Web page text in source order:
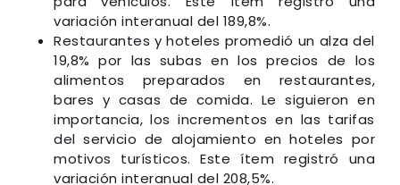
variación interanual del 189,8%.
Restaurantes y hoteles promedió un alza del
19,8% por las subas en los precios de los
alimentos preparados en restaurantes,
bares y casas de comida. Le siguieron en
importancia, los incrementos en las tarifas
del servicio de alojamiento en hoteles por
motivos turísticos. Este ítem registró una
variación interanual del 208,5%.